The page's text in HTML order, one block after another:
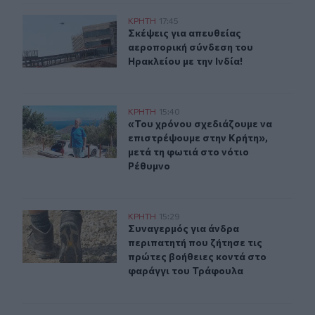
Σκέψεις για απευθείας αεροπορική σύνδεση του
ΚΡΗΤΗ 17:45
Σκέψεις για απευθείας
Σκέψεις για απευθείας
αεροπορική σύνδεση του
Ηρακλείου με την Ινδία!
«Του χρόνου σχεδιάζουμε να επιστρέψουμε στην
ΚΡΗΤΗ 15:40
«Του χρόνου σχεδιάζουμε να
«Του χρόνου σχεδιάζουμε να
επιστρέψουμε στην Κρήτη»,
μετά τη φωτιά στο νότιο
Ρέθυμνο
Συναγερμός για άνδρα περιπατητή που ζήτησε τις
ΚΡΗΤΗ 15:29
Συναγερμός για άνδρα
Συναγερμός για άνδρα
περιπατητή που ζήτησε τις
πρώτες βοήθειες κοντά στο
φαράγγι του Τράφουλα